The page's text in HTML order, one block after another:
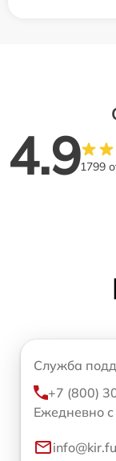
4.91799
Служба
+7 (800)
Ежедневно